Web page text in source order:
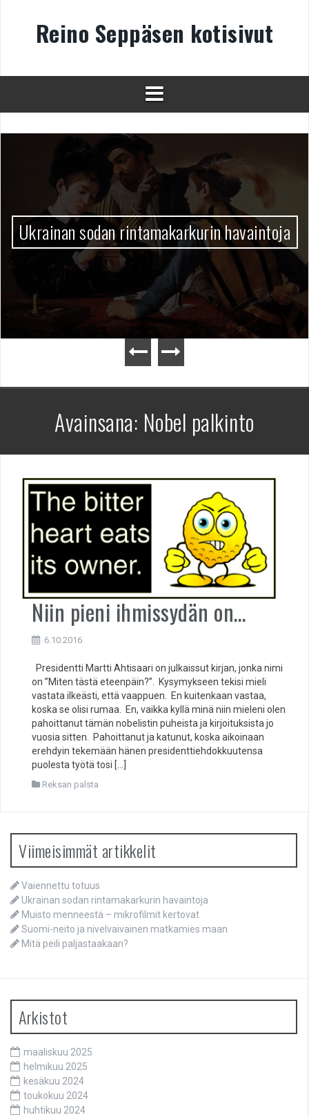
Reino Seppäsen kotisivut
Ukrainan sodan rintamakarkurin havaintoja
Avainsana: Nobel palkinto
Niin pieni ihmissydän on…
6.10.2016
Presidentti Martti Ahtisaari on julkaissut kirjan, jonka nimi
on ”Miten tästä eteenpäin?”. Kysymykseen tekisi mieli
vastata ilkeästi, että vaappuen. En kuitenkaan vastaa,
koska se olisi rumaa. En, vaikka kyllä minä niin mieleni olen
pahoittanut tämän nobelistin puheista ja kirjoituksista jo
vuosia sitten. Pahoittanut ja katunut, koska aikoinaan
erehdyin tekemään hänen presidenttiehdokkuutensa
puolesta työtä tosi […]
Reksan palsta
Viimeisimmät artikkelit
Vaiennettu totuus
Ukrainan sodan rintamakarkurin havaintoja
Muisto menneestä – mikrofilmit kertovat
Suomi-neito ja nivelvaivainen matkamies maan
Mitä peili paljastaakaan?
Arkistot
maaliskuu 2025
helmikuu 2025
kesäkuu 2024
toukokuu 2024
huhtikuu 2024